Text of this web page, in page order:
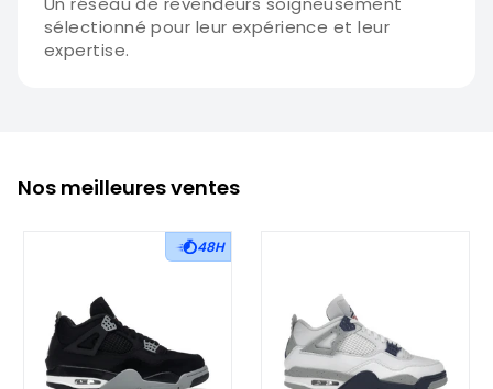
sélectionné pour leur expérience et leur
expertise.
Nos meilleures ventes
48H